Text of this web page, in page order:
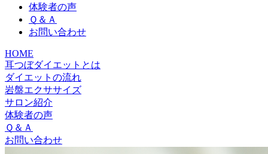
体験者の声
Ｑ＆Ａ
お問い合わせ
HOME
耳つぼダイエットとは
ダイエットの流れ
岩盤エクササイズ
サロン紹介
体験者の声
Ｑ＆Ａ
お問い合わせ